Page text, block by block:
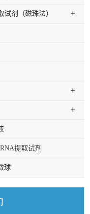
试剂（磁珠法） +
+
+
提取试剂
球